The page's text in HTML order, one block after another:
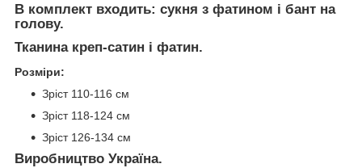
В комплект входить: сукня з фатином і бант на
голову.
Тканина креп-сатин і фатин.
Розміри:
Зріст 110-116 см
Зріст 118-124 см
Зріст 126-134 см
Виробництво Україна.